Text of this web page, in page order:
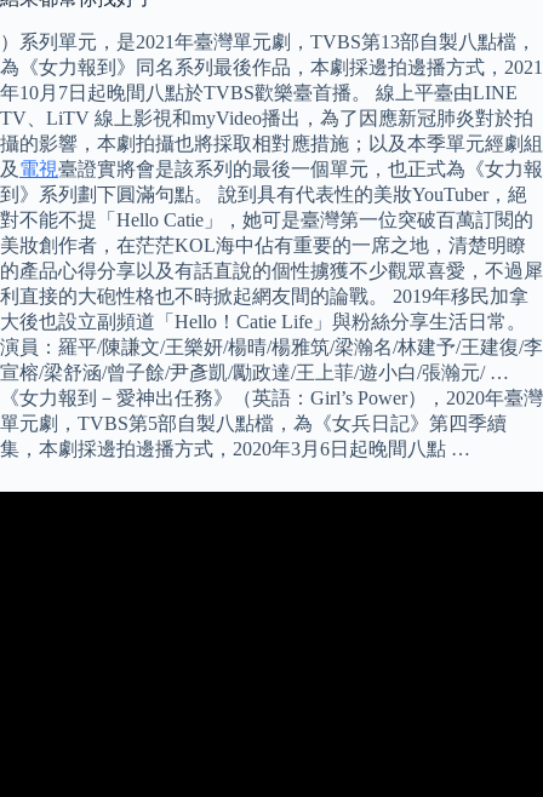
）系列單元，是2021年臺灣單元劇，TVBS第13部自製八點檔，
為《女力報到》同名系列最後作品，本劇採邊拍邊播方式，2021
年10月7日起晚間八點於TVBS歡樂臺首播。 線上平臺由LINE
TV、LiTV 線上影視和myVideo播出，為了因應新冠肺炎對於拍
攝的影響，本劇拍攝也將採取相對應措施；以及本季單元經劇組
及 電視臺證實將會是該系列的最後一個單元，也正式為《女力報
到》系列劃下圓滿句點。 說到具有代表性的美妝YouTuber，絕
對不能不提「Hello Catie」，她可是臺灣第一位突破百萬訂閱的
美妝創作者，在茫茫KOL海中佔有重要的一席之地，清楚明瞭
的產品心得分享以及有話直說的個性擄獲不少觀眾喜愛，不過犀
利直接的大砲性格也不時掀起網友間的論戰。 2019年移民加拿
大後也設立副頻道「Hello！Catie Life」與粉絲分享生活日常。
演員：羅平/陳謙文/王樂妍/楊晴/楊雅筑/梁瀚名/林建予/王建復/李
宣榕/梁舒涵/曾子餘/尹彥凱/勵政達/王上菲/遊小白/張瀚元/ …
《女力報到－愛神出任務》（英語：Girl’s Power），2020年臺灣
單元劇，TVBS第5部自製八點檔，為《女兵日記》第四季續
集，本劇採邊拍邊播方式，2020年3月6日起晚間八點 …